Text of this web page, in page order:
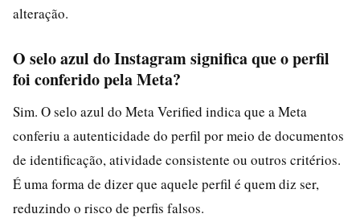
alteração.
O selo azul do Instagram significa que o perfil
foi conferido pela Meta?
Sim. O selo azul do Meta Verified indica que a Meta
conferiu a autenticidade do perfil por meio de documentos
de identificação, atividade consistente ou outros critérios.
É uma forma de dizer que aquele perfil é quem diz ser,
reduzindo o risco de perfis falsos.